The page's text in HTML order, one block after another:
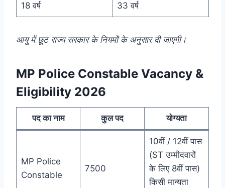
18 वर्ष 33 वर्ष
आयु में छूट राज्य सरकार के नियमों के अनुसार दी जाएगी।
MP Police Constable Vacancy &
Eligibility 2026
पद का नाम कुल पद योग्यता
MP Police
Constable
7500
10वीं / 12वीं पास
(ST उम्मीदवारों
के लिए 8वीं पास)
किसी मान्यता